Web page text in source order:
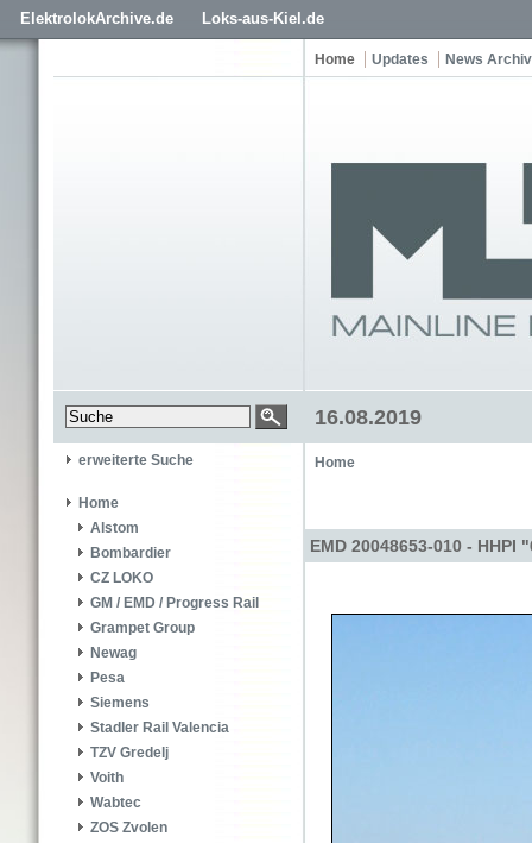
ElektrolokArchive.de Loks-aus-Kiel.de
Home Updates News Archiv
16.08.2019
erweiterte Suche
Home
Alstom
Bombardier
CZ LOKO
GM / EMD / Progress Rail
Grampet Group
Newag
Pesa
Siemens
Stadler Rail Valencia
TZV Gredelj
Voith
Wabtec
ZOS Zvolen
Home
EMD 20048653-010 - HHPI